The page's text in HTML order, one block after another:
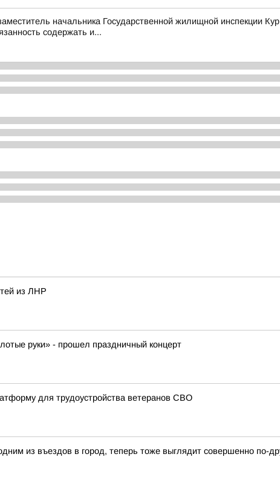
начальника Государственной жилищной инспекции
содержать и...
из ЛНР
руки» - прошел праздничный концерт
для трудоустройства ветеранов СВО
из въездов в город, теперь тоже выглядит совершенно по-